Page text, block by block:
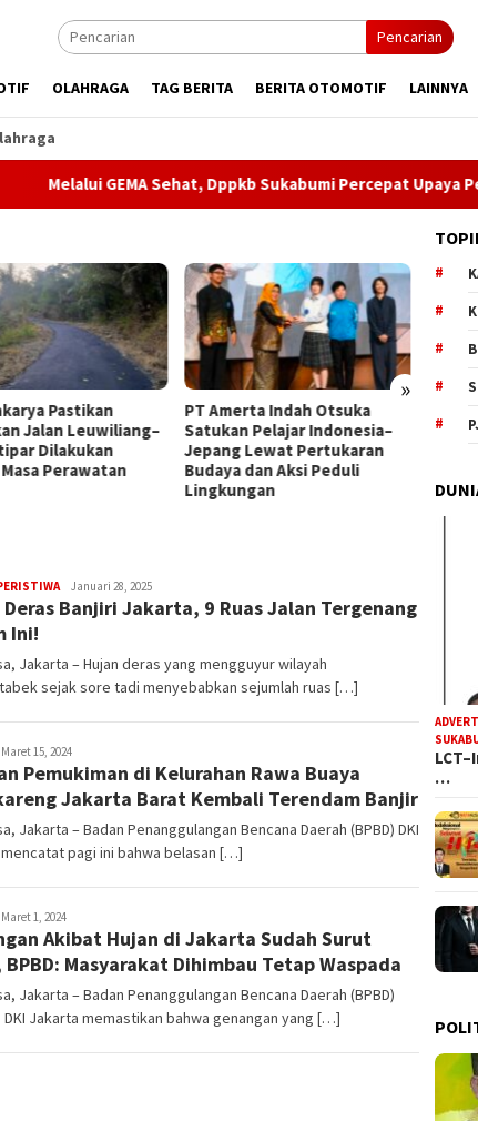
Pencarian
OLAHRAGA TAG BERITA BERITA OTOMOTIF LAINNYA
GEMA Sehat, Dppkb Sukabumi Percepat Upaya
»
Indah Otsuka
Pelajar Indonesia–
Lewat Pertukaran
dan Aksi Peduli
Museum Keramik dan
Museum Prabu Siliwangi
Resmi Dibuka, Bobby
Maulana Dorong Wisata
Budaya Kota Sukabumi
R
Iyan
Januari 28, 2025
Deras Banjiri Jakarta, 9 Ruas Jalan Tergenang
Ini!
Jakarta – Hujan deras yang mengguyur wilayah
sejak sore tadi menyebabkan sejumlah ruas […]
Maret 15, 2024
Pemukiman di Kelurahan Rawa Buaya
Jakarta Barat Kembali Terendam Banjir
Jakarta – Badan Penanggulangan Bencana Daerah (BPBD) DKI
pagi ini bahwa belasan […]
Maret 1, 2024
Akibat Hujan di Jakarta Sudah Surut
Masyarakat Dihimbau Tetap Waspada
Jakarta – Badan Penanggulangan Bencana Daerah (BPBD)
DKI Jakarta memastikan bahwa genangan yang […]
…